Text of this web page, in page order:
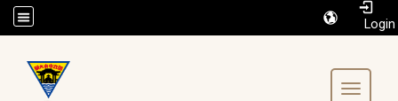
/accesskey"" title="Toolbar">:::
Toggle